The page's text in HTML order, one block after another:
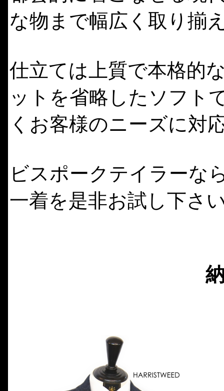
な物まで幅広く取り揃
仕立ては上質で本格的
ットを省略したソフト
くお客様のニーズに対
ビスポークテイラーな
一着を是非お試し下さ